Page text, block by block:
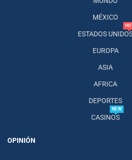
MÉXICO
ESTADOS
EUROPA
ASIA
AFRICA
DEPORTES
CASINOS
NEW
OPINIÓN